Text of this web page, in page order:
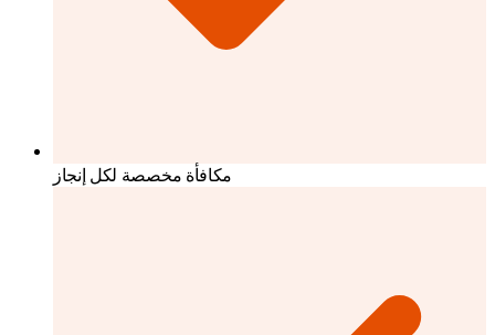
مكافأة مخصصة لكل إنجاز